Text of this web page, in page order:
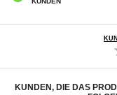
KUNDEN, DIE DAS